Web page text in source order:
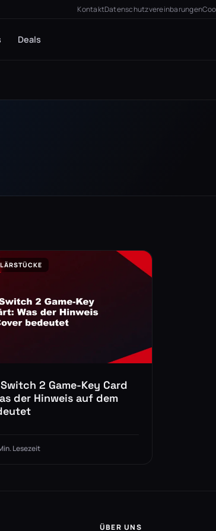
KontaktDatenschutzvereinbarungen
Deals
2 Game-Key Card
der Hinweis auf dem
Lesezeit
ÜBER UNS